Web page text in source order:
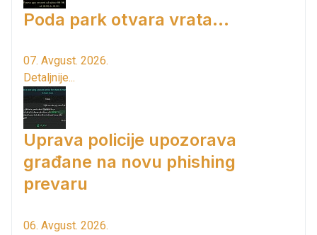
Poda park otvara vrata...
07. Avgust. 2026.
Detaljnije...
Uprava policije upozorava
građane na novu phishing
prevaru
06. Avgust. 2026.